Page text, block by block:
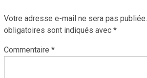
Votre adresse e-mail ne sera pas publiée.
obligatoires sont indiqués avec *
Commentaire *